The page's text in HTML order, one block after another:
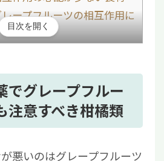
ープフルーツの相互作用に
中にグレープフルーツを食
対処法
類に関してよくある質問
目次を開く
でグレープフルー
注意すべき柑橘類
悪いのはグレープフルーツ